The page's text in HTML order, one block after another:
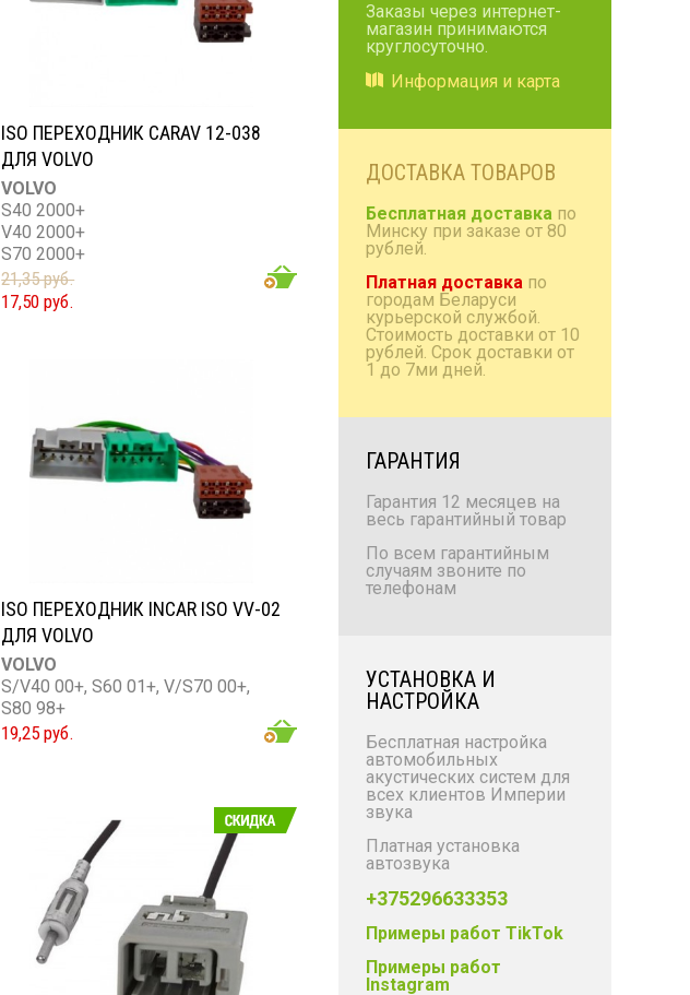
ISO ПЕРЕХОДНИК CARAV 12-038
ДЛЯ VOLVO
VOLVO
S40 2000+
V40 2000+
S70 2000+
V70 2000+
S60 2001+
21,35 руб.
17,50 руб.
ISO ПЕРЕХОДНИК INCAR ISO VV-02
ДЛЯ VOLVO
VOLVO
S/V40 00+, S60 01+, V/S70 00+,
S80 98+
19,25 руб.
Коробки/проставки/
полки
Антенны радио и TV
Домашняя акустика
Аксессуары
Заказы через интернет-
магазин принимаются
круглосуточно.
Информация и карта
ДОСТАВКА ТОВАРОВ
Бесплатная доставка по
Минску при заказе от 80
рублей.
Платная доставка по
городам Беларуси
курьерской службой.
Стоимость доставки от 10
рублей. Срок доставки от
1 до 7ми дней.
ГАРАНТИЯ
Гарантия 12 месяцев на
весь гарантийный товар
По всем гарантийным
случаям звоните по
телефонам
УСТАНОВКА И
НАСТРОЙКА
Бесплатная настройка
автомобильных
акустических систем для
всех клиентов Империи
звука
Платная установка
автозвука
+375296633353
Примеры работ TikTok
Примеры работ
Instagram